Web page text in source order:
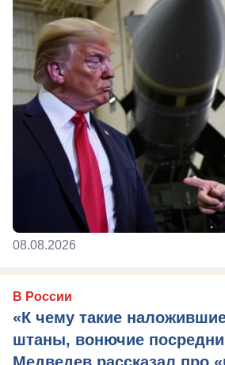
08.08.2026
В России
«К чему такие
штаны, вонючие